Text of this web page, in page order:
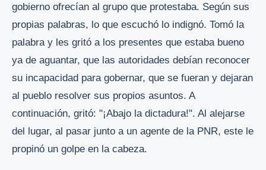
gobierno ofrecían al grupo que protestaba. Según sus
propias palabras, lo que escuchó lo indignó. Tomó la
palabra y les gritó a los presentes que estaba bueno
ya de aguantar, que las autoridades debían reconocer
su incapacidad para gobernar, que se fueran y dejaran
al pueblo resolver sus propios asuntos. A
continuación, gritó: "¡Abajo la dictadura!". Al alejarse
del lugar, al pasar junto a un agente de la PNR, este le
propinó un golpe en la cabeza.